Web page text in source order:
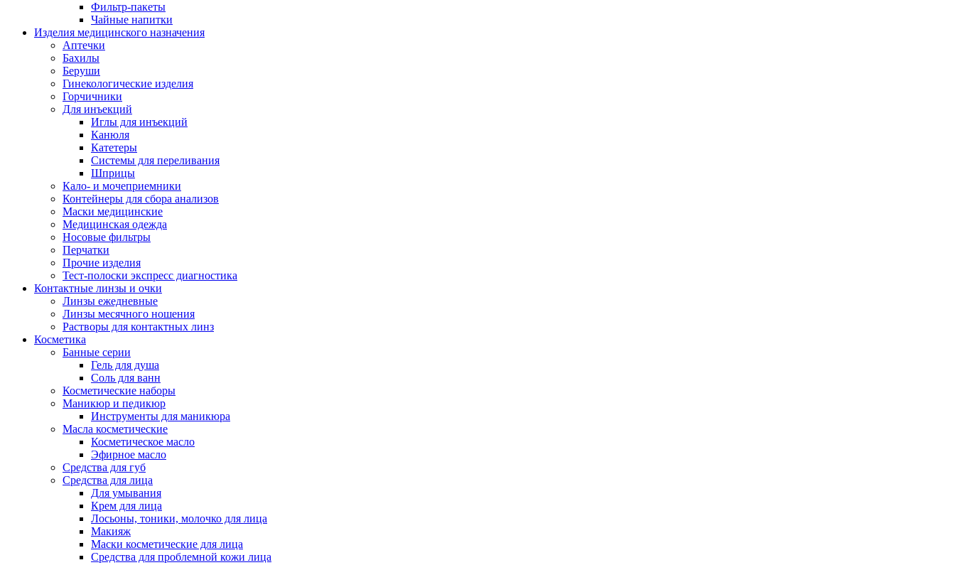
Фильтр-пакеты
Чайные напитки
Изделия медицинского назначения
Аптечки
Бахилы
Беруши
Гинекологические изделия
Горчичники
Для инъекций
Иглы для инъекций
Канюля
Катетеры
Системы для переливания
Шприцы
Кало- и мочеприемники
Контейнеры для сбора анализов
Маски медицинские
Медицинская одежда
Носовые фильтры
Перчатки
Прочие изделия
Тест-полоски экспресс диагностика
Контактные линзы и очки
Линзы ежедневные
Линзы месячного ношения
Растворы для контактных линз
Косметика
Банные серии
Гель для душа
Соль для ванн
Косметические наборы
Маникюр и педикюр
Инструменты для маникюра
Масла косметические
Косметическое масло
Эфирное масло
Средства для губ
Средства для лица
Для умывания
Крем для лица
Лосьоны, тоники, молочко для лица
Макияж
Маски косметические для лица
Средства для проблемной кожи лица